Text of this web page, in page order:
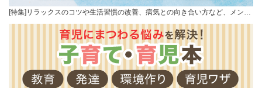
[特集]リラックスのコツや生活習慣の改善、病気との向き合い方など、メン…